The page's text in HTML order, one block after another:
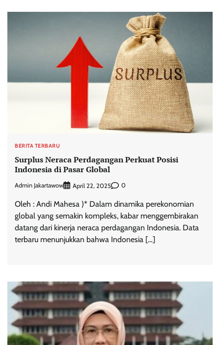
BERITA TERBARU
Surplus Neraca Perdagangan Perkuat Posisi
Indonesia di Pasar Global
Admin Jakartawow April 22, 2025 0
Oleh : Andi Mahesa )* Dalam dinamika perekonomian
global yang semakin kompleks, kabar menggembirakan
datang dari kinerja neraca perdagangan Indonesia. Data
terbaru menunjukkan bahwa Indonesia […]